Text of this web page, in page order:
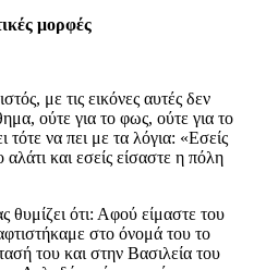
μορφές
με τις εικόνες αυτές δεν
ούτε για το φως, ούτε για το
τότε να πει με τα λόγια: «Εσείς
και εσείς είσαστε η πόλη
θυμίζει ότι: Αφού είμαστε του
στο όνομά του το
του και στην Βασιλεία του